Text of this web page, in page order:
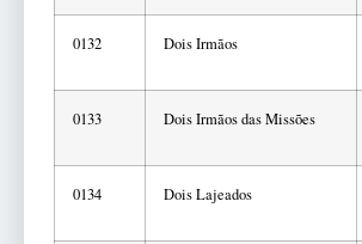
0132 Dois Irmãos
0133 Dois Irmãos das Missões
0134 Dois Lajeados